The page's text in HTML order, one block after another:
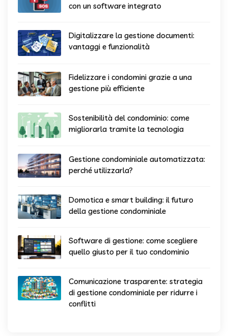
con un software integrato
Digitalizzare la gestione documenti:
vantaggi e funzionalità
Fidelizzare i condomini grazie a una
gestione più efficiente
Sostenibilità del condominio: come
migliorarla tramite la tecnologia
Gestione condominiale automatizzata:
perché utilizzarla?
Domotica e smart building: il futuro
della gestione condominiale
Software di gestione: come scegliere
quello giusto per il tuo condominio
Comunicazione trasparente: strategia
di gestione condominiale per ridurre i
conflitti